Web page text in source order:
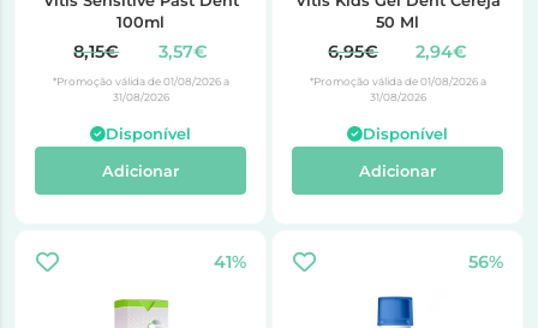
100ml
8,15€ 3,57€
*Promoção válida de 01/08/2026 a
31/08/2026
Disponível
Adicionar
50 Ml
6,95€ 2,94€
*Promoção válida de 01/08/2026 a
31/08/2026
Disponível
Adicionar
41% 56%